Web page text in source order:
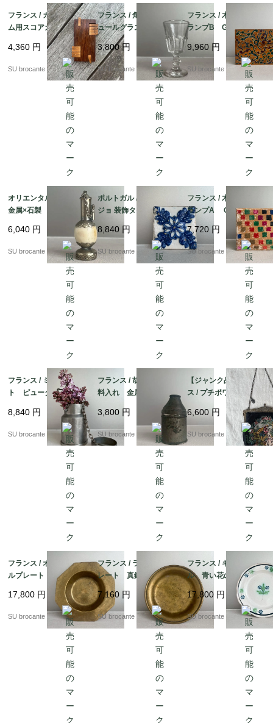
フランス / カードゲー
ム用スコアカウンタ
4,360 円
SU brocante
フランス / 角リブリキ
ュールグラス小 吹き
ガラス
3,800円
SU brocante
フランス / 木箱入りト
ランプB Grimaud
（グリモー）製 金彩
入り蔦柄
9,960 円
SU brocante
オリエンタル香水瓶
金属×石製
6,040 円
SU brocante
ポルトガル / アズレー
ジョ 装飾タイル
8,840 円
SU brocante
フランス / 木箱入りト
ランプA CATELスタ
ンプ マルチカラー
モザイク柄
7,720 円
SU brocante
フランス / ミルクポッ
ト ピューター製
8,840 円
SU brocante
フランス / 胡椒・香辛
料入れ 金属製
3,800 円
SU brocante
【ジャンク品】フラン
ス / プチポワン刺繍
6,600 円
SU brocante
フランス / オクトゴナ
ルプレート 真鍮製
17,800 円
SU brocante
フランス / ラウンドプ
レート 真鍮製
7,160 円
SU brocante
フランス / キュノワー
ル 青い花のプレー
ト 陶器
17,800 円
SU brocante